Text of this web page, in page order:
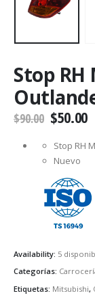
Stop
$90.00 $50.00
Stop RH
Nuevo
Availability: 5
Categorías:
Etiquetas: Mitsubishi,